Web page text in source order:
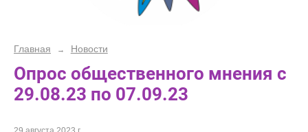
Главная → Новости
Опрос общественного мнения с
29.08.23 по 07.09.23